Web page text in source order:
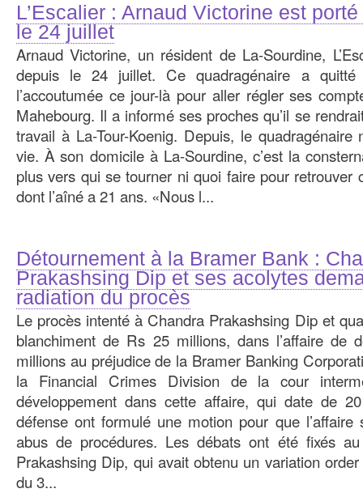
L’Escalier : Arnaud Victorine est
le 24 juillet
Arnaud Victorine, un résident de La-Sourdine,
depuis le 24 juillet. Ce quadragénaire a
l’accoutumée ce jour-là pour aller régler ses
Mahebourg. Il a informé ses proches qu’il se
travail à La-Tour-Koenig. Depuis, le quadragénaire
vie. À son domicile à La-Sourdine, c’est la
plus vers qui se tourner ni quoi faire pour retrouver
dont l’aîné a 21 ans. «Nous l...
Détournement à la Bramer Bank :
Prakashsing Dip et ses acolytes
radiation du procès
Le procès intenté à Chandra Prakashsing Dip et
blanchiment de Rs 25 millions, dans l’affaire de
millions au préjudice de la Bramer Banking
la Financial Crimes Division de la cour
développement dans cette affaire, qui date de
défense ont formulé une motion pour que l’affaire
abus de procédures. Les débats ont été fixés
Prakashsing Dip, qui avait obtenu un variation
du 3...